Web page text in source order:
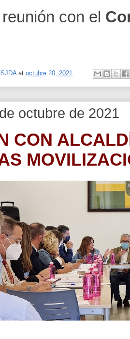
con el
at octubre 20, 2021
octubre de 2021
CON